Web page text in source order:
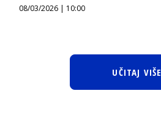
08/03/2026 | 10:00
UČITAJ VIŠE